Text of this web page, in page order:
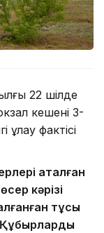
22 шілде
кешені 3-
фактісі
аталған
кәрізі
тұсы